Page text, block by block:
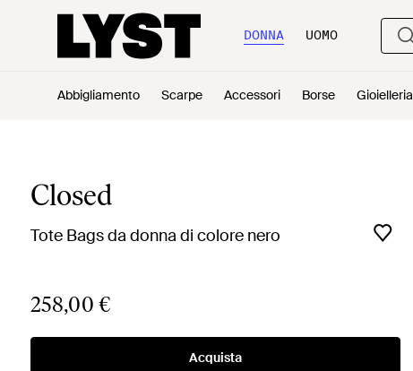
DONNA UOMO
Abbigliamento Scarpe Accessori Borse Gioielleria
Closed
Tote Bags da donna di colore nero
258,00 €
Acquista